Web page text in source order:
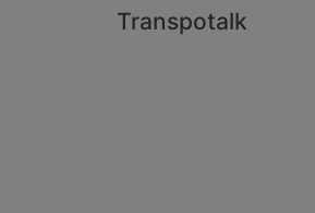
Transpotalk